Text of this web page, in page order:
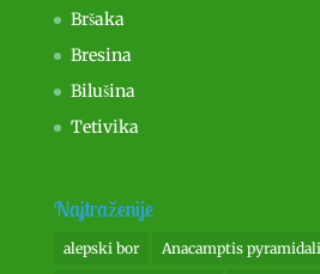
Bršaka
Bresina
Bilušina
Tetivika
Najtraženije
alepski bor Anacamptis